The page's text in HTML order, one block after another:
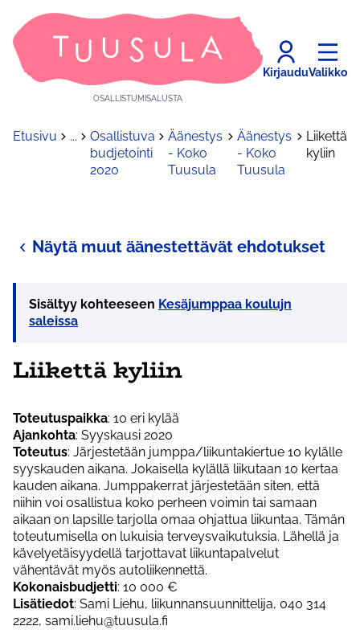
OSALLISTUMISALUSTA
KirjauduValikko
Etusivu ...
Osallistuva
budjetointi
2020
Äänestys
- Koko
Tuusula
Äänestys
- Koko
Tuusula
Liikettä
kyliin
Näytä muut äänestettävät ehdotukset
Sisältyy kohteeseen Kesäjumppaa koulujn
saleissa
Liikettä kyliin
Toteutuspaikka: 10 eri kylää
Ajankohta: Syyskausi 2020
Toteutus: Järjestetään jumppa/liikuntakiertue 10 kylälle
syyskauden aikana. Jokaisella kylällä liikutaan 10 kertaa
kauden aikana. Jumppakerrat järjestetään siten, että
niihin voi osallistua koko perheen voimin tai samaan
aikaan on lapsille tarjolla omaa ohjattua liikuntaa. Tämän
toteutumisella on lukuisia terveysvaikutuksia. Lähellä ja
kävelyetäisyydellä tarjottavat liikuntapalvelut
vähentävät myös autoliikennettä.
Kokonaisbudjetti: 10 000 €
Lisätiedot: Sami Liehu, liikunnansuunnittelija, 040 314
2222, sami.liehu@tuusula.fi